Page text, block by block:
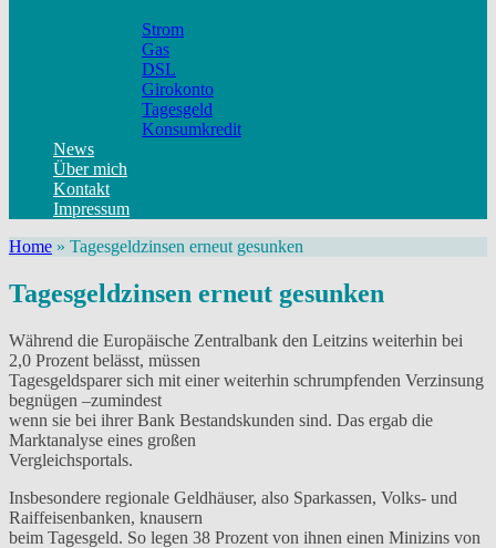
Strom
Gas
DSL
Girokonto
Tagesgeld
Konsumkredit
News
Über mich
Kontakt
Impressum
Home » Tagesgeldzinsen erneut gesunken
Tagesgeldzinsen erneut gesunken
Während die Europäische Zentralbank den Leitzins weiterhin bei
2,0 Prozent belässt, müssen
Tagesgeldsparer sich mit einer weiterhin schrumpfenden Verzinsung
begnügen –zumindest
wenn sie bei ihrer Bank Bestandskunden sind. Das ergab die
Marktanalyse eines großen
Vergleichsportals.
Insbesondere regionale Geldhäuser, also Sparkassen, Volks- und
Raiffeisenbanken, knausern
beim Tagesgeld. So legen 38 Prozent von ihnen einen Minizins von